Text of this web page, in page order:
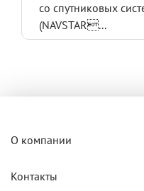
со спутниковых
(NAVSTAR...
О компании
Контакты